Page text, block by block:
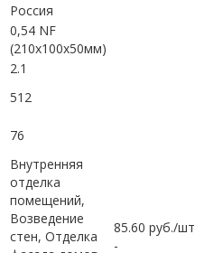
Россия
0,54 NF
(210х100х50мм)
2.1
512
76
Внутренняя
отделка
помещений,
Возведение
стен, Отделка
85.60 руб./шт
-